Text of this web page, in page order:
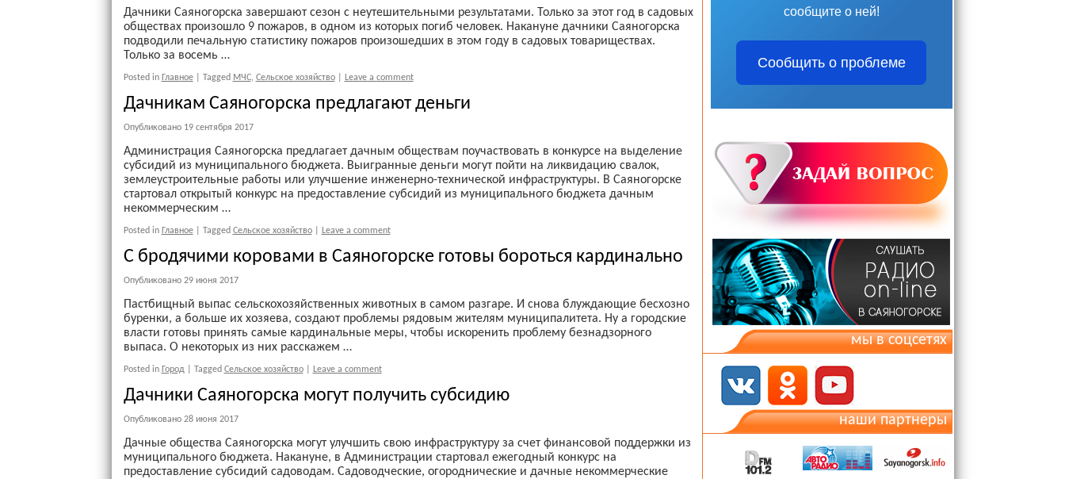
Дачники Саяногорска завершают сезон с неутешительными результатами. Только за этот год в садовых
обществах произошло 9 пожаров, в одном из которых погиб человек. Накануне дачники Саяногорска
подводили печальную статистику пожаров произошедших в этом году в садовых товариществах.
Только за восемь …
Posted in Главное Tagged МЧС, Сельское хозяйство Leave a comment
Дачникам Саяногорска предлагают деньги
Опубликовано19 сентября 2017
Администрация Саяногорска предлагает дачным обществам поучаствовать в конкурсе на выделение
субсидий из муниципального бюджета. Выигранные деньги могут пойти на ликвидацию свалок,
землеустроительные работы или улучшение инженерно-технической инфраструктуры. В Саяногорске
стартовал открытый конкурс на предоставление субсидий из муниципального бюджета дачным
некоммерческим …
Posted in Главное Tagged Сельское хозяйство Leave a comment
С бродячими коровами в Саяногорске готовы бороться кардинально
Опубликовано29 июня 2017
Пастбищный выпас сельскохозяйственных животных в самом разгаре. И снова блуждающие бесхозно
буренки, а больше их хозяева, создают проблемы рядовым жителям муниципалитета. Ну а городские
власти готовы принять самые кардинальные меры, чтобы искоренить проблему безнадзорного
выпаса. О некоторых из них расскажем …
Posted in Город Tagged Сельское хозяйство Leave a comment
Дачники Саяногорска могут получить субсидию
Опубликовано28 июня 2017
Дачные общества Саяногорска могут улучшить свою инфраструктуру за счет финансовой поддержки из
муниципального бюджета. Накануне, в Администрации стартовал ежегодный конкурс на
предоставление субсидий садоводам. Садоводческие, огороднические и дачные некоммерческие
сообщите о ней!
Сообщить о проблеме
мы в соцсетях
наши партнеры